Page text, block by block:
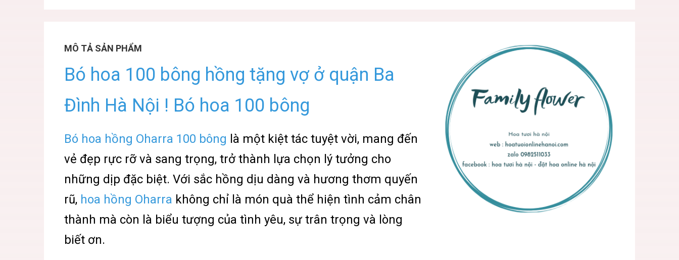
MÔ TẢ SẢN PHẨM
Bó hoa 100 bông hồng tặng vợ ở quận Ba
Đình Hà Nội ! Bó hoa 100 bông
Bó hoa hồng Oharra 100 bông là một kiệt tác tuyệt vời, mang đến
vẻ đẹp rực rỡ và sang trọng, trở thành lựa chọn lý tưởng cho
những dịp đặc biệt. Với sắc hồng dịu dàng và hương thơm quyến
rũ, hoa hồng Oharra không chỉ là món quà thể hiện tình cảm chân
thành mà còn là biểu tượng của tình yêu, sự trân trọng và lòng
biết ơn.